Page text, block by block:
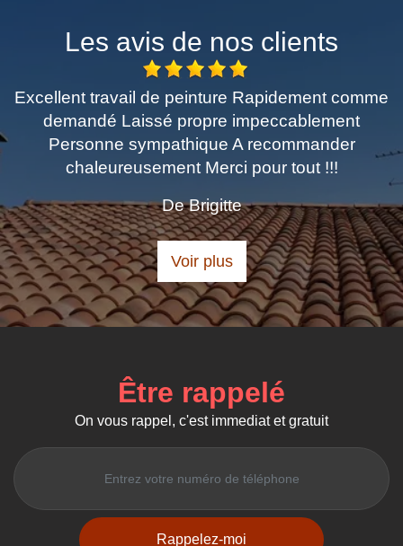
Les avis de nos clients
Excellent travail de peinture Rapidement comme
demandé Laissé propre impeccablement
Personne sympathique A recommander
chaleureusement Merci pour tout !!!
De Brigitte
Voir plus
Être rappelé
On vous rappel, c'est immediat et gratuit